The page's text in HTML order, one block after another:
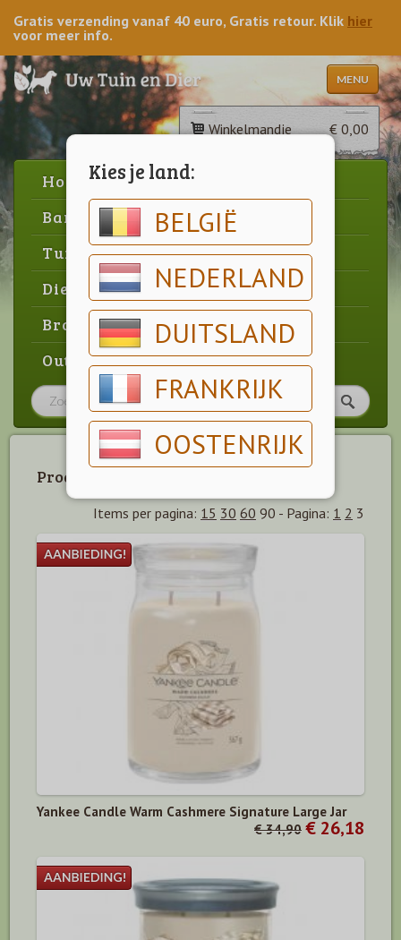
Kies je land:
BELGIË
NEDERLAND
DUITSLAND
FRANKRIJK
OOSTENRIJK
Gratis verzending vanaf 40 euro, Gratis retour. Klik hier
voor meer info.
MENU
Winkelmandje € 0,00
Home
Barbecue
Tuin
Dier
Brood & gebak
Outlet
Producten in promotie
Items per pagina: 15 30 60 90 - Pagina: 1 2 3
Yankee Candle Warm Cashmere Signature Large Jar
€ 34,90 € 26,18